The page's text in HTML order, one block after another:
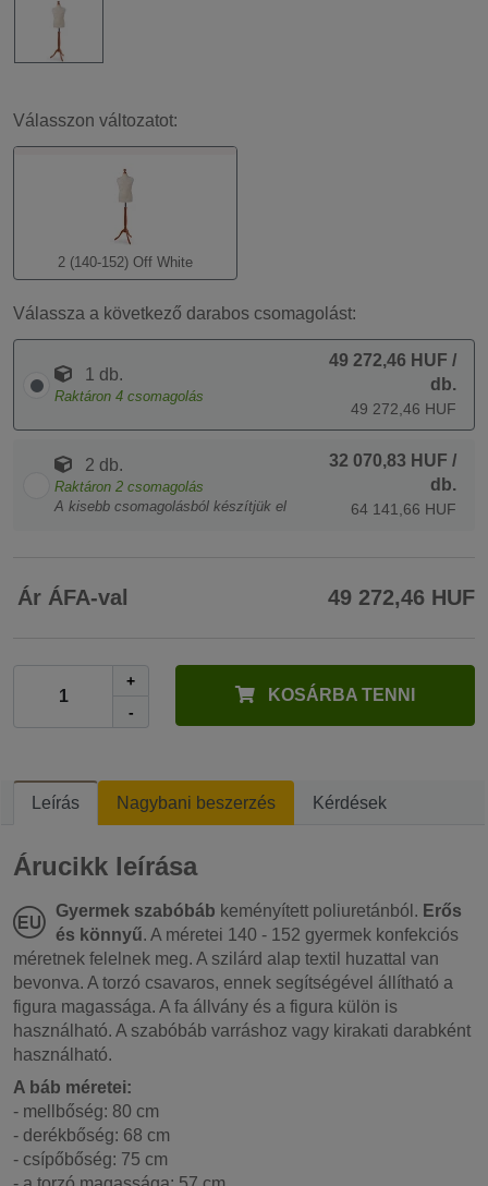
Válasszon változatot:
2 (140-152) Off White
Válassza a következő darabos csomagolást:
1 db.
Raktáron 4 csomagolás
49 272,46 HUF /
db.
49 272,46 HUF
2 db.
Raktáron 2 csomagolás
A kisebb csomagolásból készítjük el
32 070,83 HUF /
db.
64 141,66 HUF
Ár ÁFA-val 49 272,46 HUF
+
-
KOSÁRBA TENNI
Leírás Nagybani beszerzés Kérdések
Árucikk leírása
Gyermek szabóbáb keményített poliuretánból. Erős
és könnyű. A méretei 140 - 152 gyermek konfekciós
méretnek felelnek meg. A szilárd alap textil huzattal van
bevonva. A torzó csavaros, ennek segítségével állítható a
figura magassága. A fa állvány és a figura külön is
használható. A szabóbáb varráshoz vagy kirakati darabként
használható.
A báb méretei:
- mellbőség: 80 cm
- derékbőség: 68 cm
- csípőbőség: 75 cm